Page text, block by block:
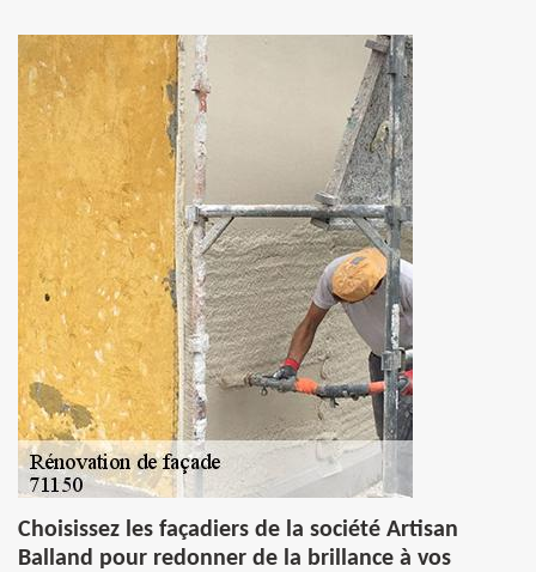
Choisissez les façadiers de la société Artisan
Balland pour redonner de la brillance à vos